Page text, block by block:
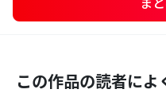
この作品の読者に